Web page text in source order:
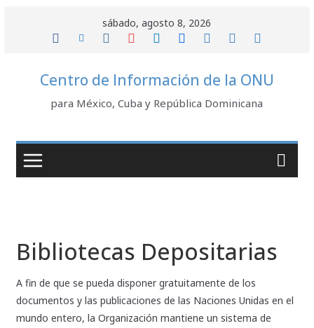
sábado, agosto 8, 2026
Centro de Información de la ONU
para México, Cuba y República Dominicana
Bibliotecas Depositarias
A fin de que se pueda disponer gratuitamente de los
documentos y las publicaciones de las Naciones Unidas en el
mundo entero, la Organización mantiene un sistema de